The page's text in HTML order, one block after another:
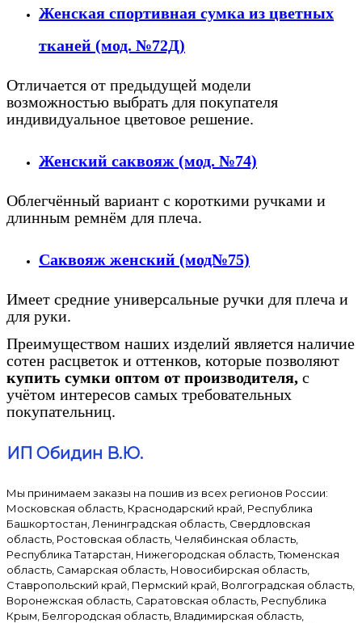
Женская спортивная сумка из цветных
тканей (мод. №72Д)
Отличается от предыдущей модели
возможностью выбрать для покупателя
индивидуальное цветовое решение.
Женский саквояж (мод. №74)
Облегчённый вариант с короткими ручками и
длинным ремнём для плеча.
Саквояж женский (мод№75)
Имеет средние универсальные ручки для плеча и
для руки.
Преимуществом наших изделий является наличие
сотен расцветок и оттенков, которые позволяют
купить сумки оптом от производителя, с
учётом интересов самых требовательных
покупательниц.
ИП Обидин В.Ю.
Мы принимаем заказы на пошив из всех регионов России:
Московская область, Краснодарский край, Республика
Башкортостан, Ленинградская область, Свердловская
область, Ростовская область, Челябинская область,
Республика Татарстан, Нижегородская область, Тюменская
область, Самарская область, Новосибирская область,
Ставропольский край, Пермский край, Волгоградская область,
Воронежская область, Саратовская область, Республика
Крым, Белгородская область, Владимирская область,